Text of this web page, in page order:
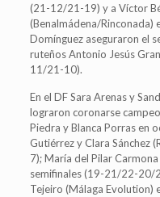
(21-12/21-19) y a Víctor
(Benalmádena/
Domínguez aseguraron el
ruteños Antonio Jesús
11/21-10).
En el DF Sara Arenas y
lograron coronarse
Piedra y Blanca Porras en
Gutiérrez y Clara Sánchez
7); María del Pilar
semifinales (19-21/22-20/
Tejeiro (Málaga Evolution)